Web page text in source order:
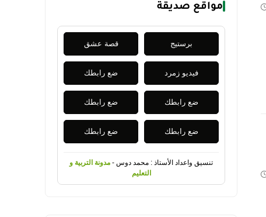
مواقع صديقة
برستيج قصة عشق
فيديو زمرد ضع رابطك
ضع رابطك ضع رابطك
ضع رابطك ضع رابطك
تنسيق واعداد الأستاذ : محمد دوس - مدونة التربية و
التعليم